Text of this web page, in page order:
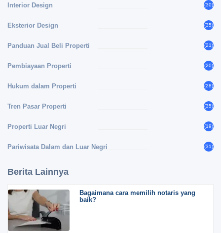
Interior Design (30)
Eksterior Design (35)
Panduan Jual Beli Properti (21)
Pembiayaan Properti (20)
Hukum dalam Properti (28)
Tren Pasar Properti (35)
Properti Luar Negri (19)
Pariwisata Dalam dan Luar Negri (31)
Berita Lainnya
Bagaimana cara memilih notaris yang
baik?